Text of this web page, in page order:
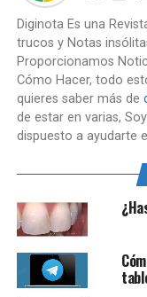
Diginota Es una
trucos y Notas
Proporcionamos
Cómo Hacer, todo
quieres saber más de
de estar en varias,
dispuesto a ayudarte